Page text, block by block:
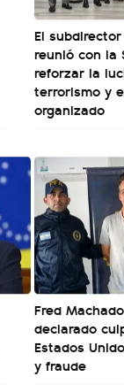
El
reunió con la
reforzar la
terrorismo y
organizado
Fred
declarado
Estados
y fraude